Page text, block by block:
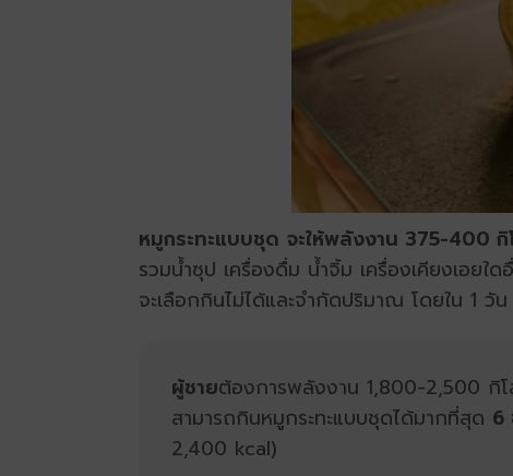
หมูกระทะแบบชุด จะให้พลังงาน 375-400
รวมน้ำซุป เครื่องดื่ม น้ำจิ้ม เครื่องเคียงเอย
จะเลือกกินไม่ได้และจำกัดปริมาณ โดยใน 1 วั
ผู้ชายต้องการพลังงาน 1,800-2,500 กิ
สามารถกินหมูกระทะแบบชุดได้มากที่สุด 6
2,400 kcal)